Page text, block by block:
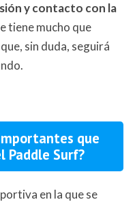
y contacto con la
tiene mucho que
sin duda, seguirá
que
Paddle Surf?
en la que se